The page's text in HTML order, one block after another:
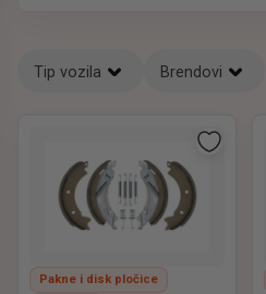
teškim autoprikolicama.
Dostupne su različitedimenzije
ELP – pouzdane pakne za
autoprikolice.
Tip vozila Brendovi
Pakne i disk pločice